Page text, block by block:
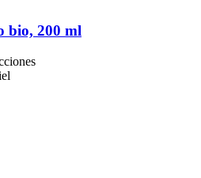
bio, 200 ml